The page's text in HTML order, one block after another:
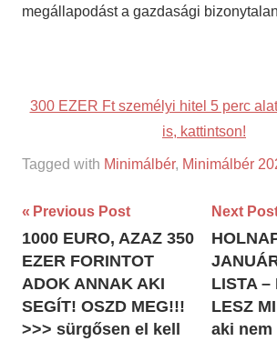
megállapodást a gazdasági
300 EZER Ft személyi hitel 5 perc
is, kattintson!
Tagged with Minimálbér, Minimálbér
Bejegyzés
navigáció
Previous Post
1000 EURO, AZAZ 350
EZER FORINTOT
ADOK ANNAK AKI
SEGÍT! OSZD MEG!!!
>>> sürgősen el kell
Next
LISTA –
LESZ
aki